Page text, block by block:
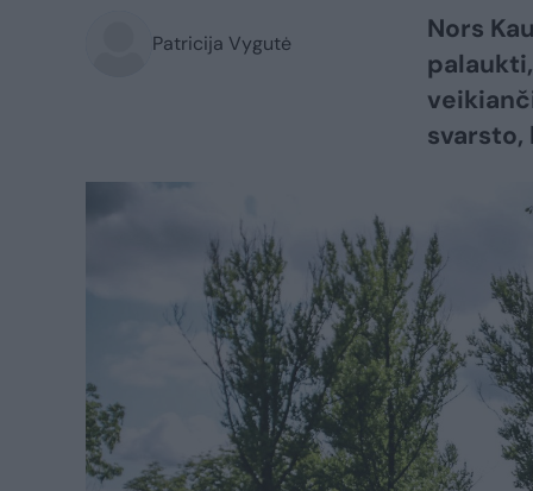
Patricija Vygutė
Nors
svarsto,